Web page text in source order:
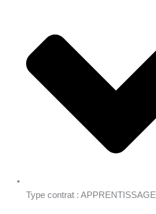
Type contrat : APPRENTISSAGE